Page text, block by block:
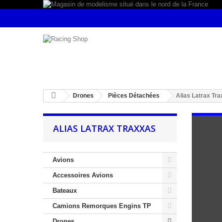
Drones Pièces Détachées Alias Latrax
ALIAS LATRAX TRAXXAS
Avions
Accessoires Avions
Bateaux
Camions Remorques Engins TP